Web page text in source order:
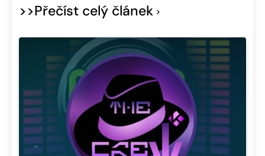
>>Přečíst celý článek